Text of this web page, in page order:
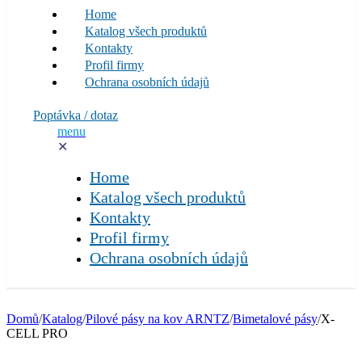
Home
Katalog všech produktů
Kontakty
Profil firmy
Ochrana osobních údajů
Poptávka / dotaz
menu
✕
Home
Katalog všech produktů
Kontakty
Profil firmy
Ochrana osobních údajů
Domů/Katalog/Pilové pásy na kov ARNTZ/Bimetalové pásy/X-
CELL PRO